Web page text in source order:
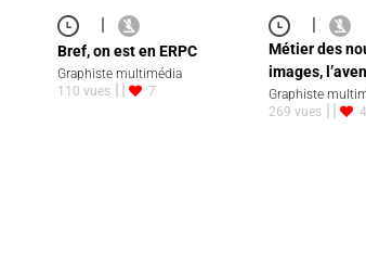
Bref, on est en ERPC
Graphiste multimédia
110 vues
7
Métier des
images,
Graphiste
269 vues
4